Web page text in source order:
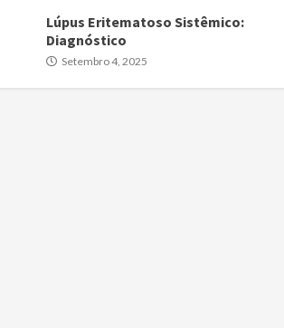
Lúpus Eritematoso Sistêmico:
Diagnóstico
Setembro 4, 2025